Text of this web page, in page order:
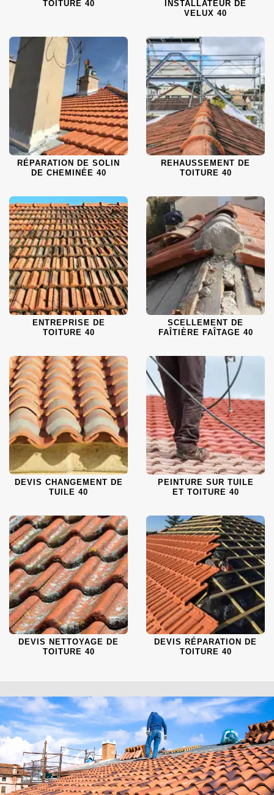
TOITURE 40
INSTALLATEUR DE
VELUX 40
RÉPARATION DE SOLIN
DE CHEMINÉE 40
REHAUSSEMENT DE
TOITURE 40
ENTREPRISE DE
TOITURE 40
SCELLEMENT DE
FAÎTIÈRE FAÎTAGE 40
DEVIS CHANGEMENT DE
TUILE 40
PEINTURE SUR TUILE
ET TOITURE 40
DEVIS NETTOYAGE DE
TOITURE 40
DEVIS RÉPARATION DE
TOITURE 40